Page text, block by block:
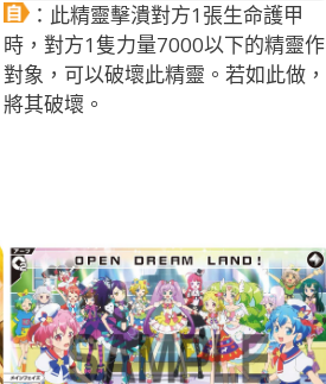
：此精靈擊潰對方1張生命護甲
時，對方1隻力量7000以下的精靈作
對象，可以破壞此精靈。若如此做，
將其破壞。